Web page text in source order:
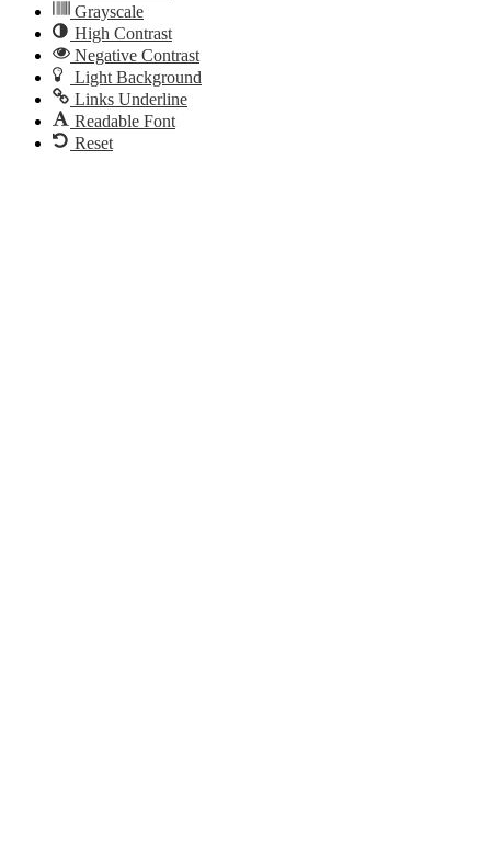
Grayscale
High Contrast
Negative Contrast
Light Background
Links Underline
Readable Font
Reset